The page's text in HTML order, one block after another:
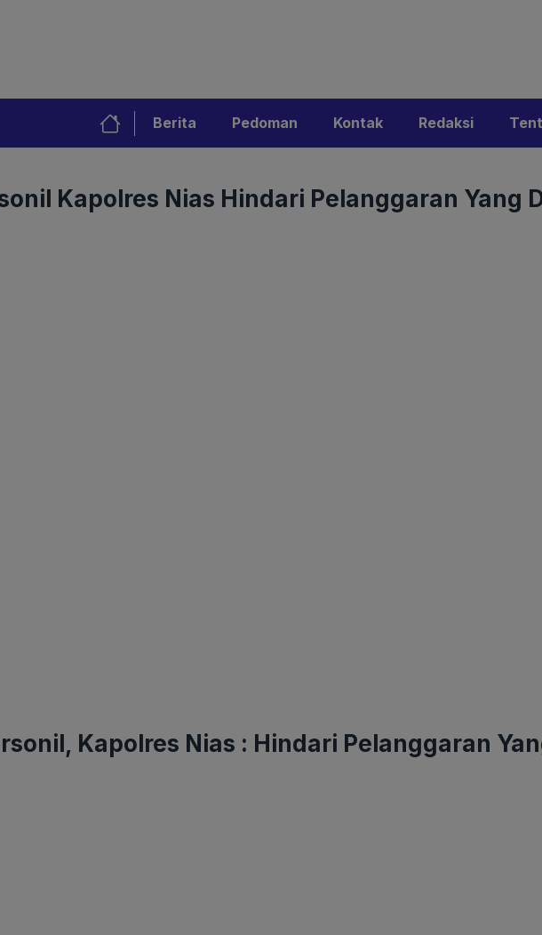
Berita Pedoman Kontak Redaksi
Kapolres Nias Hindari Pelanggaran Yang
Kapolres Nias : Hindari Pelanggaran